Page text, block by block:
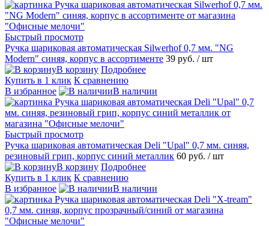
Быстрый просмотр
Ручка шариковая автоматическая Silwerhof 0,7 мм. "NG
Modern" синяя, корпус в ассортименте 39 руб. / шт
В корзину Подробнее
Купить в 1 клик К сравнению
В избранное
В наличии
Быстрый просмотр
Ручка шариковая автоматическая Deli "Upal" 0,7 мм. синяя,
резиновый грип, корпус синий металлик 60 руб. / шт
В корзину Подробнее
Купить в 1 клик К сравнению
В избранное
В наличии